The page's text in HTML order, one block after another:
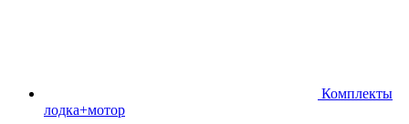
Комплекты
лодка+мотор